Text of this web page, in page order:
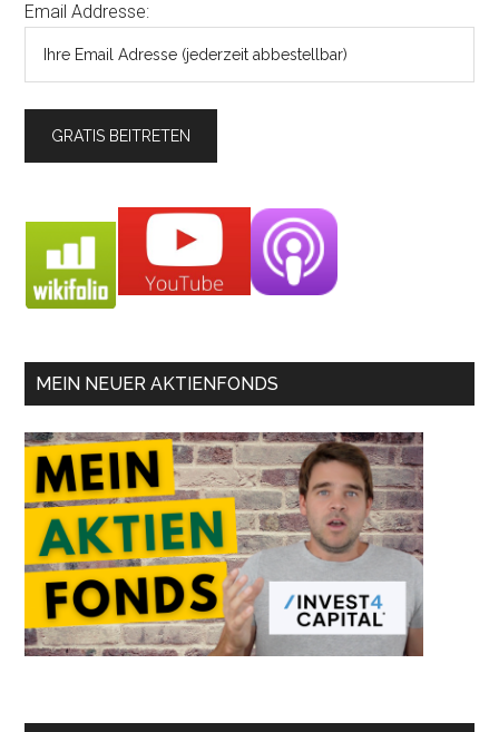
Email Addresse:
MEIN NEUER AKTIENFONDS